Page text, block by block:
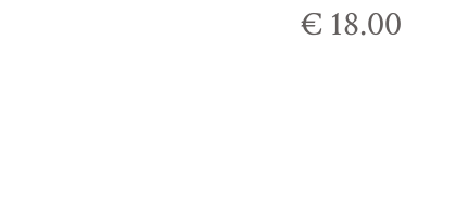
€ 18.00